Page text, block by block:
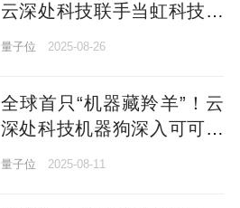
云深处科技联手当虹科技实
现超远程操控机器狗直播
量子位 2025-08-26
全球首只“机器藏羚羊”！云
深处科技机器狗深入可可西
里腹地
量子位 2025-08-11